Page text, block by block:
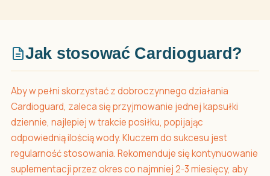
Jak stosować Cardioguard?
Aby w pełni skorzystać z dobroczynnego działania
Cardioguard, zaleca się przyjmowanie jednej kapsułki
dziennie, najlepiej w trakcie posiłku, popijając
odpowiednią ilością wody. Kluczem do sukcesu jest
regularność stosowania. Rekomenduje się kontynuowanie
suplementacji przez okres co najmniej 2-3 miesięcy, aby